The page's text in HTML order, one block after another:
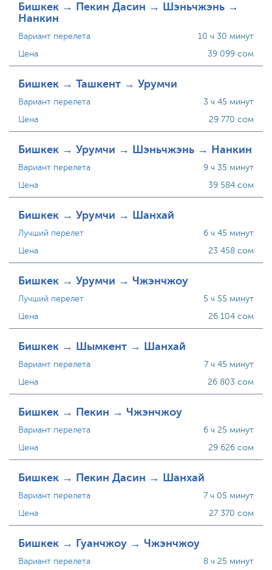
Бишкек → Пекин Дасин → Шэньчжэнь →
Нанкин
Вариант перелета
Цена
10 ч 30 минут
39 099 сом
Бишкек → Ташкент → Урумчи
Вариант перелета
Цена
3 ч 45 минут
29 770 сом
Бишкек → Урумчи → Шэньчжэнь → Нанкин
Вариант перелета
Цена
9 ч 35 минут
39 584 сом
Бишкек → Урумчи → Шанхай
Лучший перелет
Цена
6 ч 45 минут
23 458 сом
Бишкек → Урумчи → Чжэнчжоу
Лучший перелет
Цена
5 ч 55 минут
26 104 сом
Бишкек → Шымкент → Шанхай
Вариант перелета
Цена
7 ч 45 минут
26 803 сом
Бишкек → Пекин → Чжэнчжоу
Вариант перелета
Цена
6 ч 25 минут
29 626 сом
Бишкек → Пекин Дасин → Шанхай
Вариант перелета
Цена
7 ч 05 минут
27 370 сом
Бишкек → Гуанчжоу → Чжэнчжоу
Вариант перелета
8 ч 25 минут